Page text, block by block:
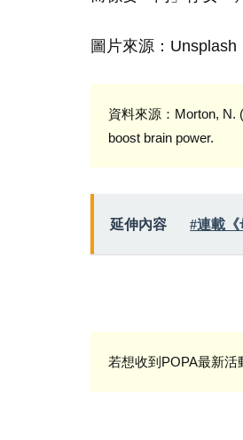
圖片來源：Unsplash
資料來源：Morton, N.
boost brain power.
延伸內容 #連載
若想收到POPA最新活